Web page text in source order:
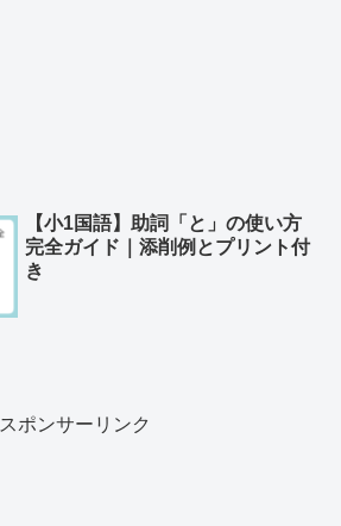
【小1国語】助詞「と」の使い方
完全ガイド｜添削例とプリント付
き
スポンサーリンク